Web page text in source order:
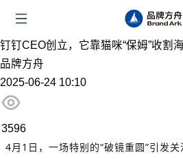
钉钉CEO创立，它靠猫咪“保姆”收割
品牌方舟
2025-06-24 10:10
3596
4月1日，一场特别的“破镜重圆”引发关